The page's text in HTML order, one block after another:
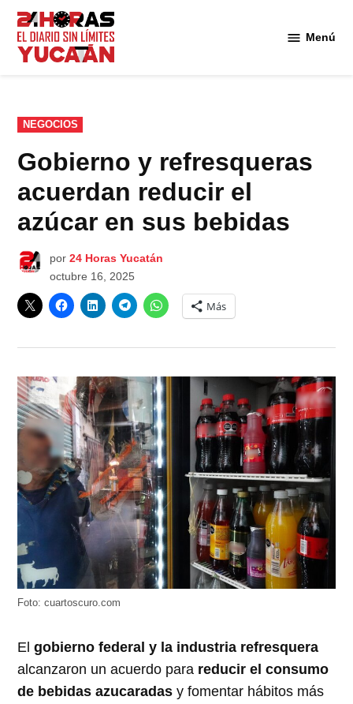
Saltar
contenido
Menú
PUBLICADO
EN
NEGOCIOS
Gobierno y refresqueras
acuerdan reducir el
azúcar en sus bebidas
por 24 Horas Yucatán
octubre 16, 2025
Más
Foto: cuartoscuro.com
Elgobierno federal y la industria refresquera
alcanzaron un acuerdo para reducir el consumo
de bebidas azucaradas y fomentar hábitos más